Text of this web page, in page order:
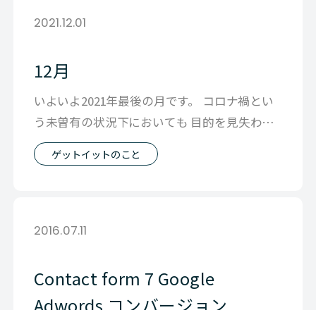
2021.12.01
12月
いよいよ2021年最後の月です。 コロナ禍とい
う未曽有の状況下においても 目的を見失わ
ず、着実に進んでいくという 想いを
ゲットイットのこと
2016.07.11
Contact form 7 Google
Adwords コンバージョン